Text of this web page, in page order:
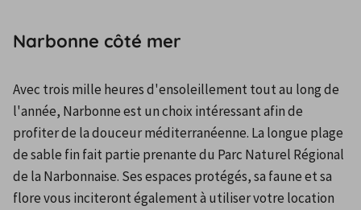
Narbonne côté mer
Avec trois mille heures d'ensoleillement tout au long de
l'année, Narbonne est un choix intéressant afin de
profiter de la douceur méditerranéenne. La longue plage
de sable fin fait partie prenante du Parc Naturel Régional
de la Narbonnaise. Ses espaces protégés, sa faune et sa
flore vous inciteront également à utiliser votre location